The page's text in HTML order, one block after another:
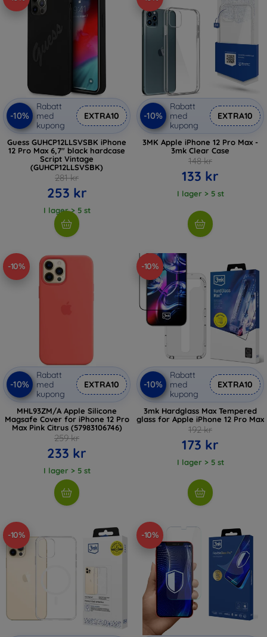
-10%
Rabatt
med
kupong
EXTRA10
Guess GUHCP12LLSVSBK iPhone
12 Pro Max 6,7" black hardcase
Script Vintage
(GUHCP12LLSVSBK)
281 kr
253 kr
I lager > 5 st
-10%
Rabatt
med
kupong
EXTRA10
3MK Apple iPhone 12 Pro Max -
3mk Clear Case
148 kr
133 kr
I lager > 5 st
-10%
-10%
Rabatt
med
kupong
EXTRA10
MHL93ZM/A Apple Silicone
Magsafe Cover for iPhone 12 Pro
Max Pink Citrus (57983106746)
259 kr
233 kr
I lager > 5 st
-10%
-10%
Rabatt
med
kupong
EXTRA10
3mk Hardglass Max Tempered
glass for Apple iPhone 12 Pro Max
192 kr
173 kr
I lager > 5 st
-10% -10%